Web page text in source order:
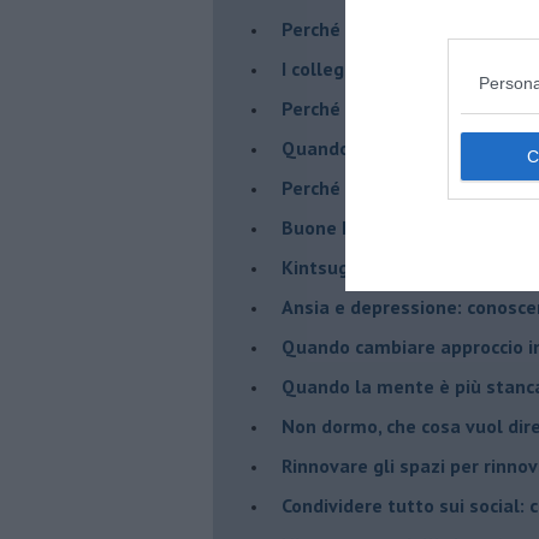
​Perché abbiamo così bisogno
​I collegamenti tra filosofia e
​Perché tutti si sentono in
​Quando crescere troppo
​Perché non impariamo mai
​Buone Feste!
​Kintsugi: quando le crepe
Ansia e depressione:
Quando cambiare approccio
​Quando la mente è più
Non dormo, che cosa vuol
​Rinnovare gli spazi per
​Condividere tutto sui social: